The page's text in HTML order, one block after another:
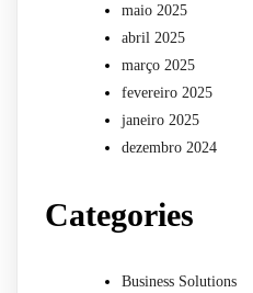
maio 2025
abril 2025
março 2025
fevereiro 2025
janeiro 2025
dezembro 2024
Categories
Business Solutions